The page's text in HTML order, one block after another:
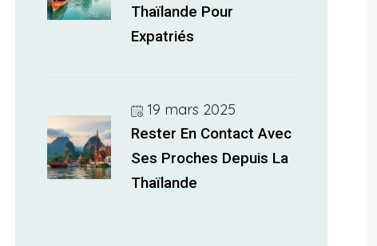
Thaïlande Pour
Expatriés
19 mars 2025
Rester En Contact Avec
Ses Proches Depuis La
Thaïlande